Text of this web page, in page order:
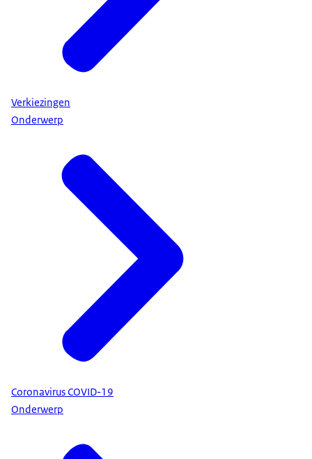
Verkiezingen
Onderwerp
Coronavirus COVID-19
Onderwerp